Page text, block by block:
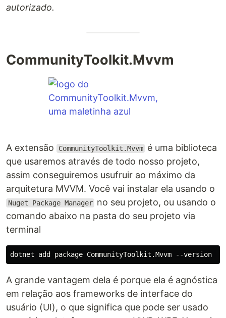
autorizado.
CommunityToolkit.Mvvm
A extensão CommunityToolkit.Mvvm é uma biblioteca
que usaremos através de todo nosso projeto,
assim conseguiremos usufruir ao máximo da
arquitetura MVVM. Você vai instalar ela usando o
Nuget Package Manager no seu projeto, ou usando o
comando abaixo na pasta do seu projeto via
terminal
A grande vantagem dela é porque ela é agnóstica
em relação aos frameworks de interface do
usuário (UI), o que significa que pode ser usado